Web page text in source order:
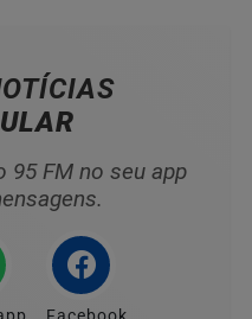
95 FM no seu app